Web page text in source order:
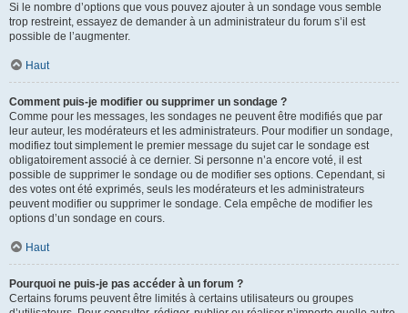
Si le nombre d’options que vous pouvez ajouter à un sondage vous semble
trop restreint, essayez de demander à un administrateur du forum s’il est
possible de l’augmenter.
Haut
Comment puis-je modifier ou supprimer un sondage ?
Comme pour les messages, les sondages ne peuvent être modifiés que par
leur auteur, les modérateurs et les administrateurs. Pour modifier un sondage,
modifiez tout simplement le premier message du sujet car le sondage est
obligatoirement associé à ce dernier. Si personne n’a encore voté, il est
possible de supprimer le sondage ou de modifier ses options. Cependant, si
des votes ont été exprimés, seuls les modérateurs et les administrateurs
peuvent modifier ou supprimer le sondage. Cela empêche de modifier les
options d’un sondage en cours.
Haut
Pourquoi ne puis-je pas accéder à un forum ?
Certains forums peuvent être limités à certains utilisateurs ou groupes